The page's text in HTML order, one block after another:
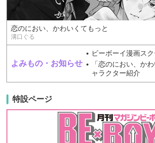
恋のにおい、かわいくてもっと
溝口ぐる
よみもの・お知らせ
ビーボーイ漫画ス
「恋のにおい、か
ャラクター紹介
特設ページ